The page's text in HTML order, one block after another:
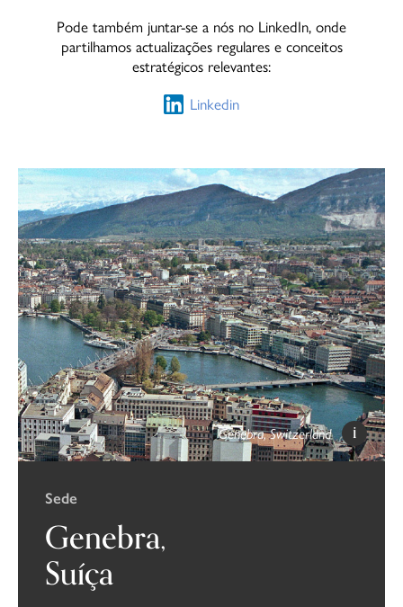
Pode também juntar-se a nós no LinkedIn, onde
partilhamos actualizações regulares e conceitos
estratégicos relevantes:
Linkedin
Sede
Genebra,
Suíça
Genebra, Switzerland